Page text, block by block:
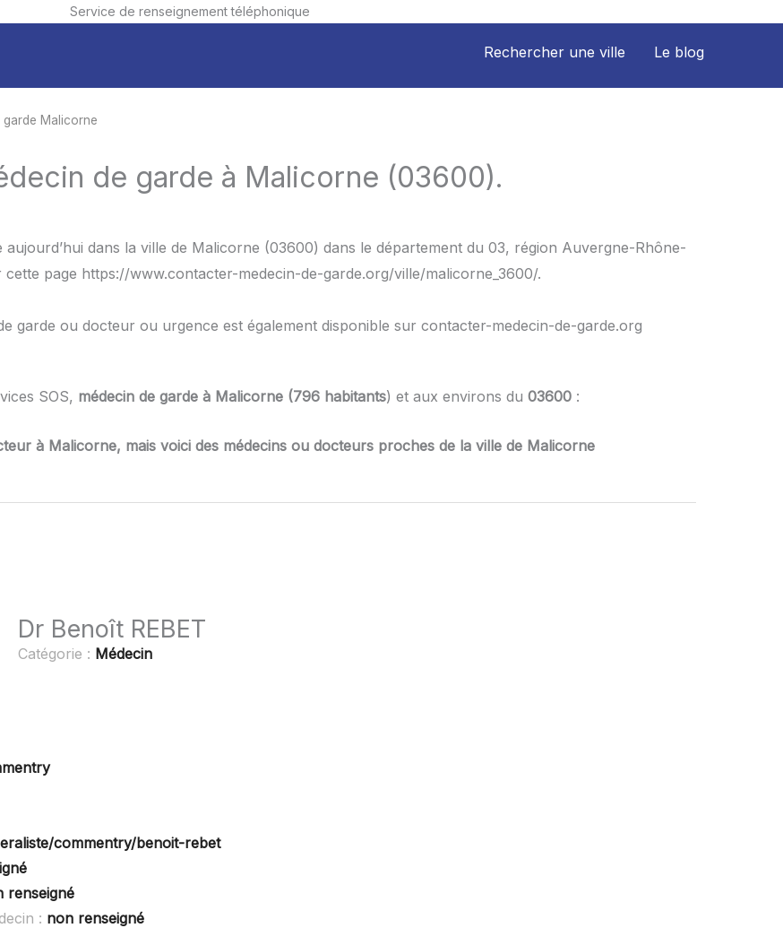
Service de renseignement téléphonique
Rechercher une ville Le blog
Malicorne
de garde à Malicorne (03600).
dans la ville de Malicorne (03600) dans le département du 03, région Auvergne-Rhône-
page https://www.contacter-medecin-de-garde.org/ville/malicorne_3600/.
garde ou docteur ou urgence est également disponible sur contacter-medecin-de-garde.org
SOS, médecin de garde à Malicorne (796 habitants) et aux environs du 03600 :
à Malicorne, mais voici des médecins ou docteurs proches de la ville de Malicorne
Dr Benoît REBET
Catégorie : Médecin
commentry/benoit-rebet
renseigné
: non renseigné